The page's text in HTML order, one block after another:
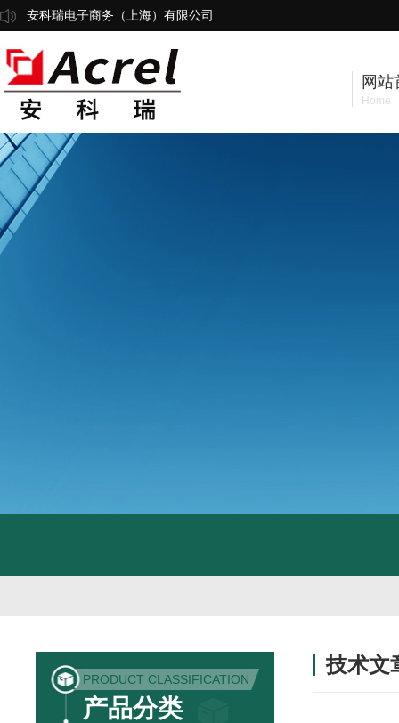
安科瑞电子商务（上海）有限公司
网站
Home
PRODUCT CLASSIFICATION
产品分类
技术文